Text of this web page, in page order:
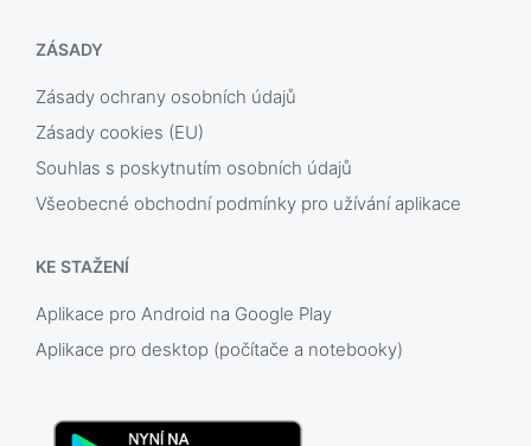
ZÁSADY
Zásady ochrany osobních údajů
Zásady cookies (EU)
Souhlas s poskytnutím osobních údajů
Všeobecné obchodní podmínky pro užívání aplikace
KE STAŽENÍ
Aplikace pro Android na Google Play
Aplikace pro desktop (počítače a notebooky)